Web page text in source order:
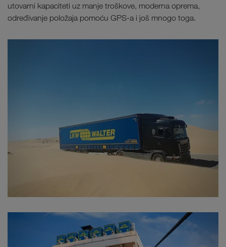
utovarni kapaciteti uz manje troškove, moderna oprema,
određivanje položaja pomoću GPS-a i još mnogo toga.